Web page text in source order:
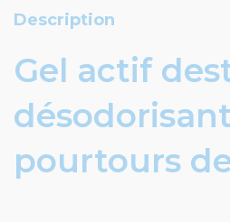
Description
Gel actif
pourtours